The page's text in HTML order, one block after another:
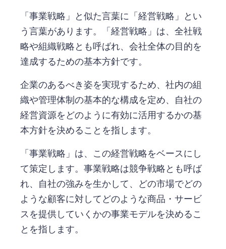
「事業戦略」と似た言葉に「経営戦略」とい
う言葉があります。「経営戦略」は、全社戦
略や組織戦略とも呼ばれ、会社全体の目的を
達成するための基本方針です。
企業のあるべき姿を実現するため、社内の組
織や管理体制の基本的な構成を定め、自社の
経営資源をどのように有効に活用するかの基
本方針を決めることを指します。
「事業戦略」は、この経営戦略をベースにし
て策定します。事業戦略は競争戦略とも呼ば
れ、自社の強みを生かして、どの市場でどの
ような顧客に対してどのような商品・サービ
スを提供していくかの事業モデルを決めるこ
とを指します。